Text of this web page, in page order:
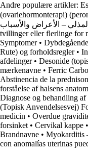
Andre populære artikler:
(ovariehormonterapi)
المذلي – الأعراض والأسباب
tvillinger eller flerlinge for
Symptomer•
Rute) og forholdsregler•
afdelinger• Desonide
mærkenavne • Ferric
Abstinencia de la
forståelse af halsens
Diagnose og behandling
(Topisk Anvendelsesvej)
medicin • Overdue
forsinket • Cervikal kappe •
Brandnavne • Myokarditis
con anomalías uterinas